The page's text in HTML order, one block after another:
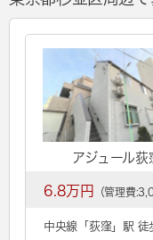
アジュール荻
6.8万円 （管理費
中央線「 荻窪 」駅 徒